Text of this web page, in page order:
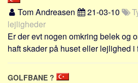
Tom Andreasen 21-03-10
lejligheder
Er der evt nogen omkring belek og
haft skader på huset eller lejlighed i
GOLFBANE ?